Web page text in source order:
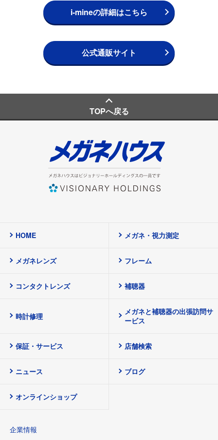
i-mineの詳細はこちら
公式通販サイト
TOPへ戻る
HOME メガネ・視力測定
メガネレンズ フレーム
コンタクトレンズ 補聴器
時計修理
メガネと補聴器の出張訪問サ
ービス
保証・サービス 店舗検索
ニュース ブログ
オンラインショップ
企業情報